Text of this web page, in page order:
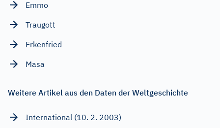
Emmo
Traugott
Erkenfried
Masa
Weitere Artikel aus den Daten der Weltgeschichte
International (10. 2. 2003)